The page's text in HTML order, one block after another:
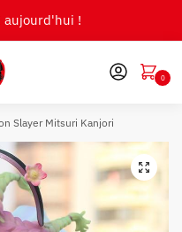
aujourd'hui !
0
Slayer Mitsuri Kanjori
🔍